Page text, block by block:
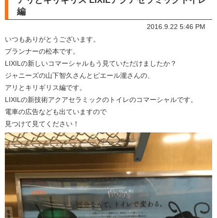
編
2016.9.22 5:46 PM
いつもありがとうございます。
プランナーの松本です。
LIXILの新しいコマーシャルもう見ていただけましたか？
ジャニーズの山下智久さんとピエール瀧さんの、
アリとキリギリス編です。
LIXILの新技術アクアセラミックのトイレのコマーシャルです。
電車の広告なども出ていますので
見つけて見てください！